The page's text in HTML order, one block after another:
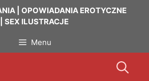
| OPOWIADANIA EROTYCZNE
| SEX ILUSTRACJE
Menu